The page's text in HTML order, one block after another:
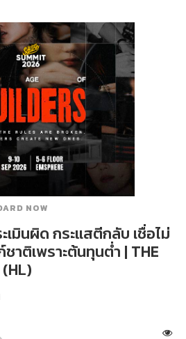
NOW
เมินผิด กระแสตีกลับ เชื่อไม่
าติเพราะต้นทุนต่ำ | THE